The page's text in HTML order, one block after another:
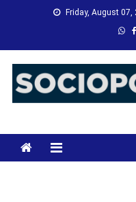
Friday, August 07,